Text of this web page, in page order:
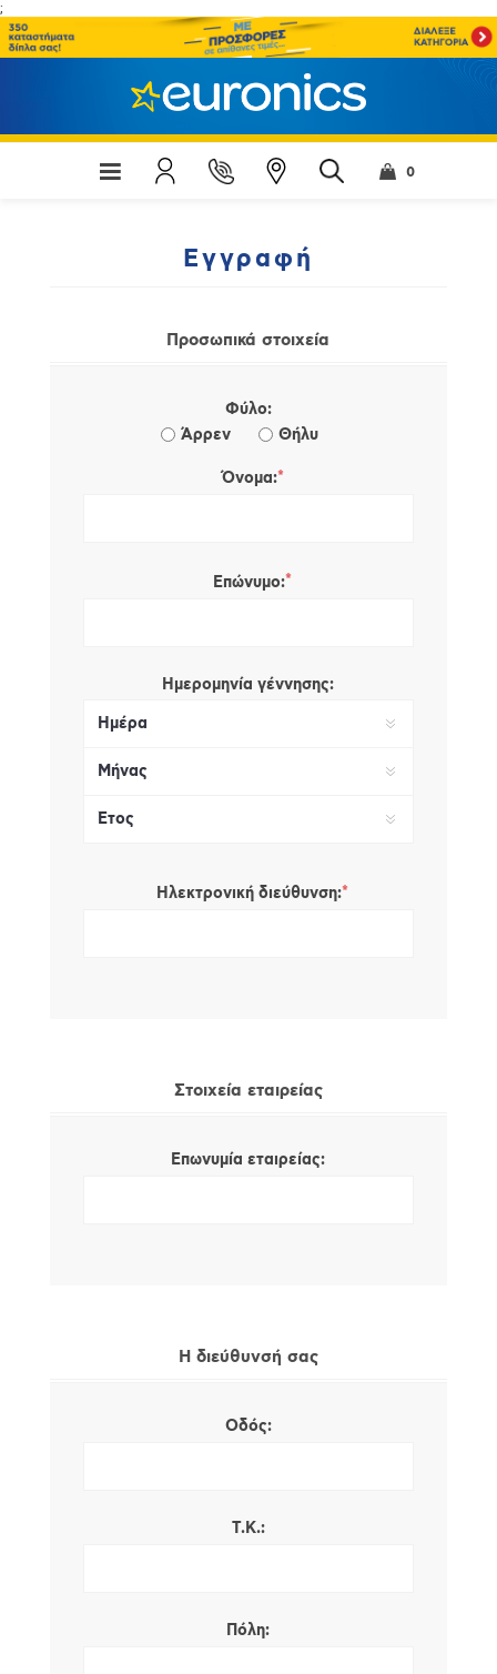
;
0
Εγγραφή
Προσωπικά στοιχεία
Φύλο:
Άρρεν
Θήλυ
Όνομα:*
Επώνυμο:*
Ημερομηνία γέννησης:
Ηλεκτρονική διεύθυνση:*
Στοιχεία εταιρείας
Επωνυμία εταιρείας:
Η διεύθυνσή σας
Οδός:
Τ.Κ.:
Πόλη: